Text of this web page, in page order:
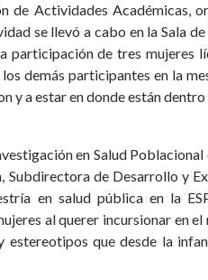
de Actividades Académicas,
se llevó a cabo en la Sala
participación de tres mujeres
demás participantes en la
y a estar en donde están
en Salud
Subdirectora de Desarrollo y
en salud pública en la
al querer incursionar en el
estereotipos que desde la